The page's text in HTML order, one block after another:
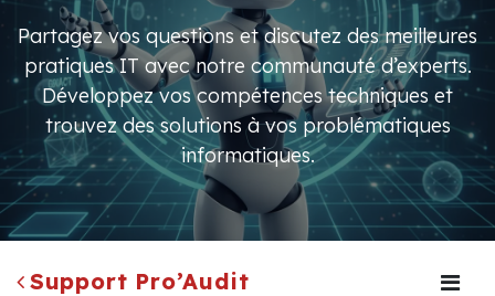
Partagez vos questions et discutez des meilleures
pratiques IT avec notre communauté d’experts.
Développez vos compétences techniques et
trouvez des solutions à vos problématiques
informatiques.
Support Pro’Audit